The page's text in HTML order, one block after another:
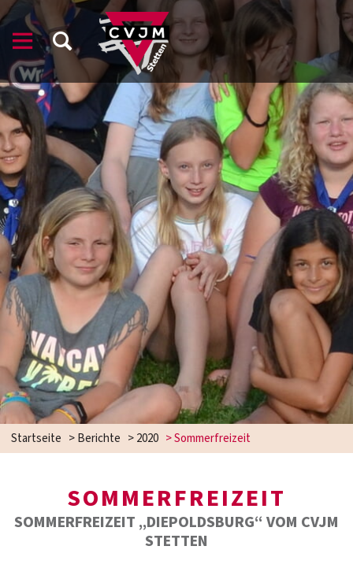
Startseite >Berichte >2020 >Sommerfreizeit
SOMMERFREIZEIT
SOMMERFREIZEIT „DIEPOLDSBURG“ VOM CVJM
STETTEN